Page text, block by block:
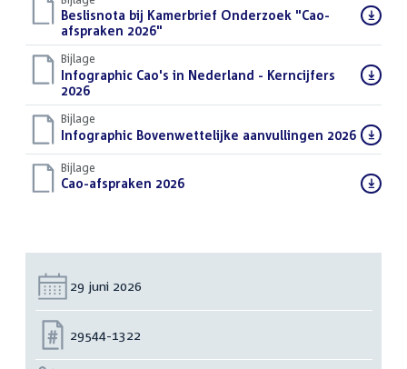
Download
bestand:
Beslisnota bij Kamerbrief Onderzoek "Cao-
afspraken 2026"
Bijlage
Download
bestand:
Infographic Cao's in Nederland - Kerncijfers
2026(PDF)
Bijlage
Download
bestand:
Infographic Bovenwettelijke aanvullingen 2026(PDF)
Bijlage
Download
Cao-afspraken 2026(PDF)
Datum:
29 juni 2026
Nummer:
29544-1322